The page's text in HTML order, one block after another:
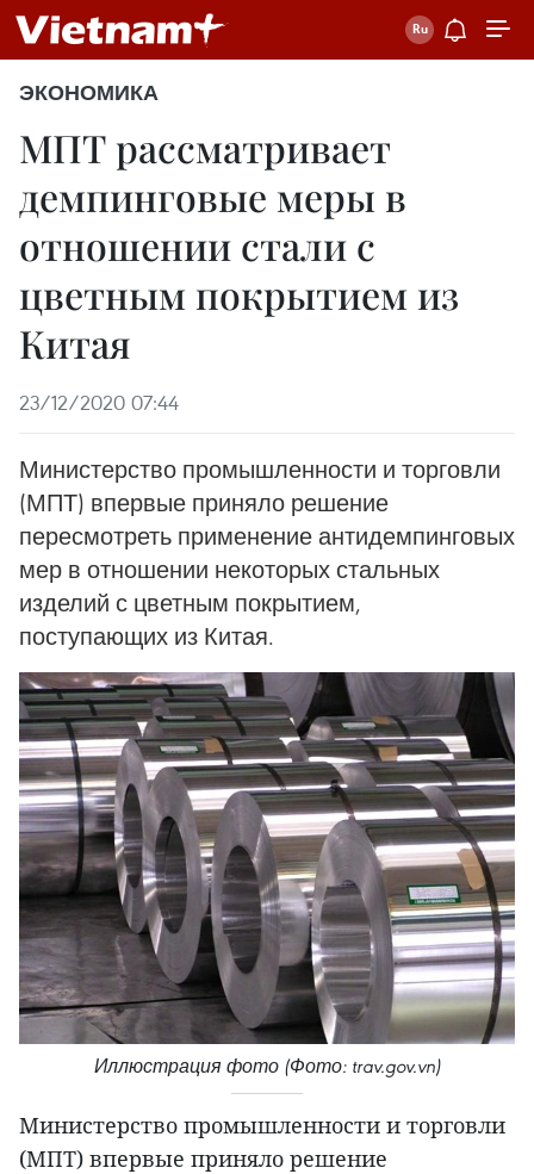
ЭКОНОМИКА
МПТ рассматривает
демпинговые меры в
отношении стали с
цветным покрытием из
Китая
23/12/2020 07:44
Министерство промышленности и торговли
(МПТ) впервые приняло решение
пересмотреть применение антидемпинговых
мер в отношении некоторых стальных
изделий с цветным покрытием,
поступающих из Китая.
Иллюстрация фото (Фото: trav.gov.vn)
Министерство промышленности и торговли
(МПТ) впервые приняло решение